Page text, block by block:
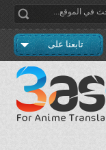
تابعنا على